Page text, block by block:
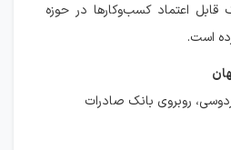
قابل اعتماد کسب‌وکارها در حوزه
است.
روبروی بانک صادرات